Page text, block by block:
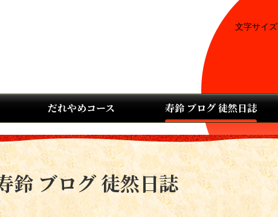
だれやめコース 寿鈴 ブログ 徒然日誌
文字サイズ
鈴 ブログ 徒然日誌